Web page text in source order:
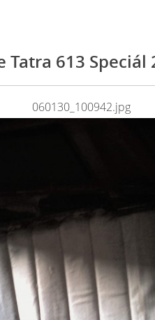
Tatra 613 Speciál
060130_100942.jpg